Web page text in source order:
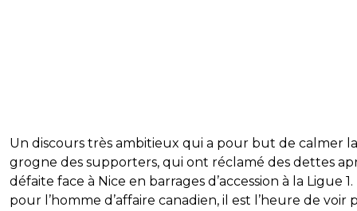
Un discours très ambitieux qui a pour but de calmer la
grogne des supporters, qui ont réclamé des dettes
défaite face à Nice en barrages d’accession à la Ligue 1.
pour l’homme d’affaire canadien, il est l’heure de voir